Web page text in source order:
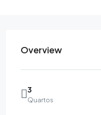
Overview
3
Quartos